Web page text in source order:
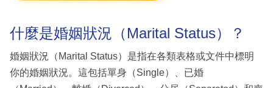
什麼是婚姻狀況（Marital Status）？
婚姻狀況（Marital Status）是指在各類表格或文件中標明
你的婚姻狀況。這包括單身（Single）、已婚